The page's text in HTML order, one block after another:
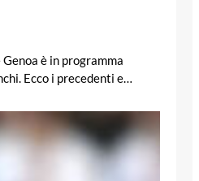
è in programma
Ecco i precedenti e…